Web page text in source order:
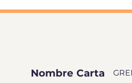
Nombre Carta